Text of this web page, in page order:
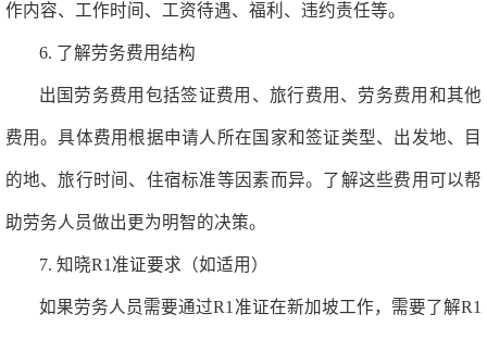
作内容、工作时间、工资待遇、福利、违约责任等。
6. 了解劳务费用结构
出国劳务费用包括签证费用、旅行费用、劳务费用和其他
费用。具体费用根据申请人所在国家和签证类型、出发地、目
的地、旅行时间、住宿标准等因素而异。了解这些费用可以帮
助劳务人员做出更为明智的决策。
7. 知晓R1准证要求（如适用）
如果劳务人员需要通过R1准证在新加坡工作，需要了解R1